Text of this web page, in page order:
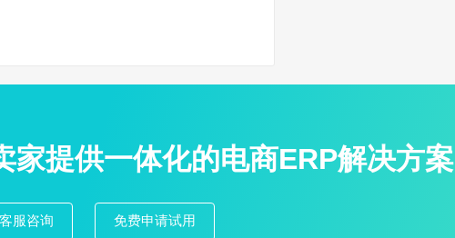
家提供一体化的电商ERP解决方案
服咨询 免费申请试用